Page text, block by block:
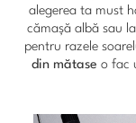
alegerea ta must
cămașă albă sau
pentru razele
din mătase o fac